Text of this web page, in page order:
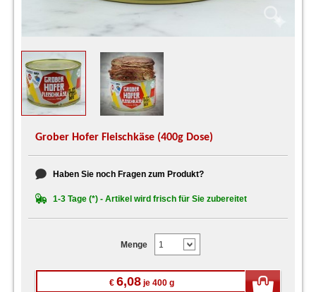
Grober Hofer Fleischkäse (400g Dose)
Haben Sie noch Fragen zum Produkt?
1-3 Tage (*) - Artikel wird frisch für Sie zubereitet
Menge
€ 6,08je 400 g